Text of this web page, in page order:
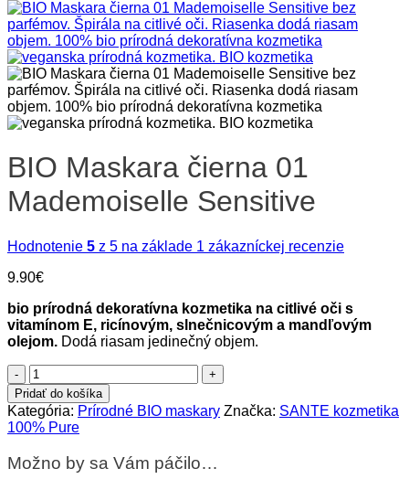
BIO Maskara čierna 01
Mademoiselle Sensitive
Hodnotenie 5 z 5 na základe 1 zákazníckej recenzie
9.90€
bio prírodná dekoratívna kozmetika na citlivé oči s
vitamínom E, ricínovým, slnečnicovým a mandľovým
olejom. Dodá riasam jedinečný objem.
množstvo
BIO
Maskara
čierna
01
Mademoiselle
Sensitive
Pridať do košíka
Kategória: Prírodné BIO maskary Značka: SANTE kozmetika
100% Pure
Možno by sa Vám páčilo…